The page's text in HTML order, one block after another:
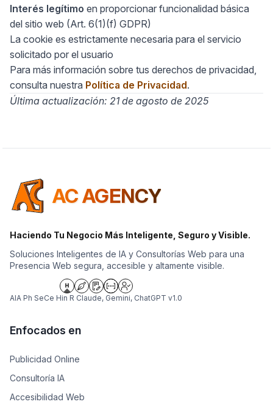
Interés legítimo en proporcionar funcionalidad básica
del sitio web (Art. 6(1)(f) GDPR)
La cookie es estrictamente necesaria para el servicio
solicitado por el usuario
Para más información sobre tus derechos de privacidad,
consulta nuestra Política de Privacidad.
Última actualización: 21 de agosto de 2025
AC AGENCY
Haciendo Tu Negocio Más Inteligente, Seguro y Visible.
Soluciones Inteligentes de IA y Consultorías Web para una
Presencia Web segura, accesible y altamente visible.
AIA Ph SeCe Hin R Claude, Gemini, ChatGPT v1.0
Enfocados en
Publicidad Online
Consultoría IA
Accesibilidad Web